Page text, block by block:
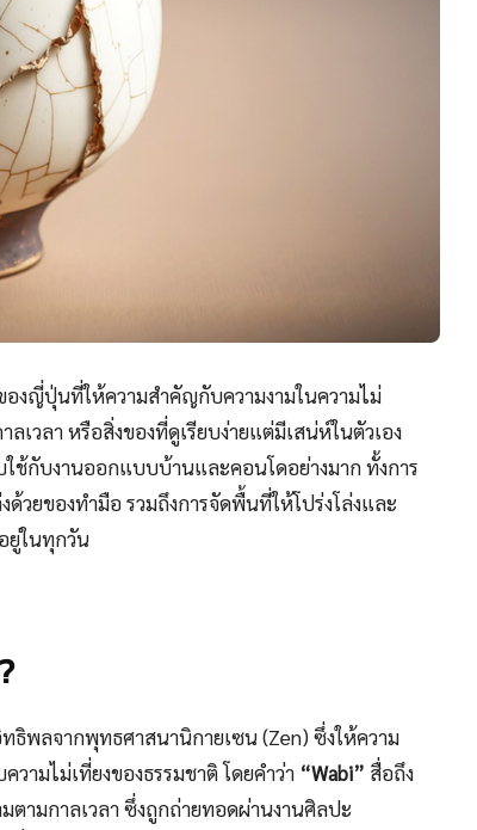
งญี่ปุ่นที่ให้ความสำคัญกับความงามในความไม่
เวลา หรือสิ่งของที่ดูเรียบง่ายแต่มีเสน่ห์ในตัวเอง
ใช้กับงานออกแบบบ้านและคอนโดอย่างมาก ทั้งการ
วยของทำมือ รวมถึงการจัดพื้นที่ให้โปร่งโล่งและ
ยู่ในทุกวัน
พลจากพุทธศาสนานิกายเซน (Zen) ซึ่งให้ความ
ามไม่เที่ยงของธรรมชาติ โดยคำว่า “Wabi” สื่อถึง
มตามกาลเวลา ซึ่งถูกถ่ายทอดผ่านงานศิลปะ